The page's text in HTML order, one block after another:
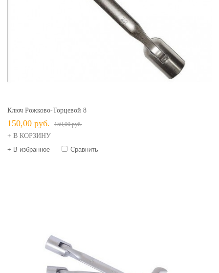
Ключ Рожково-Торцевой 8
150,00 руб. 150,00 руб.
+ В КОРЗИНУ
+ В избранное
Сравнить